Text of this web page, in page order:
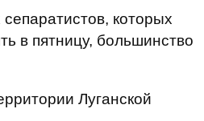
которых
в пятницу, большинство
Луганской